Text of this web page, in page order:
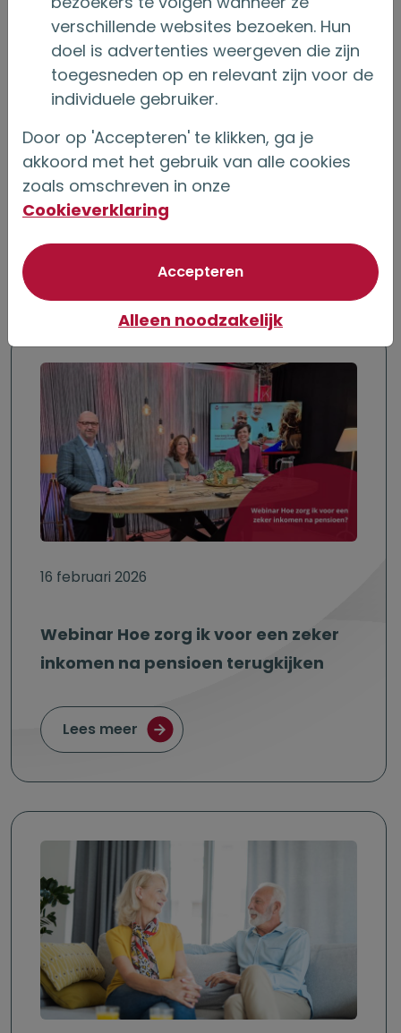
Het rentepercentage bij de ZilverHuis
Hypotheek staatlevenslang vast, wat
zekerheid biedt voor de toekomst. Wel is het
belangrijk om je bewust te zijn van de
aandachtspunten. Deze hypotheekvorm kan
uitsluitend worden afgesloten via een
onafhankelijke adviseur, die helpt om
mogelijkheden te vergelijken en te beoordelen
wat het beste past bij jouw wensen en situatie.
16 februari 2026
Webinar Hoe zorg ik voor een zeker
inkomen na pensioen terugkijken
Lees meer over Webinar Hoe zorg ik voor
verschillende websites bezoeken. Hun
doel is advertenties weergeven die zijn
toegesneden op en relevant zijn voor de
individuele gebruiker.
Door op 'Accepteren' te klikken, ga je
akkoord met het gebruik van alle cookies
zoals omschreven in onze
Cookieverklaring
Accepterenvan optionele
Alleen noodzakelijk